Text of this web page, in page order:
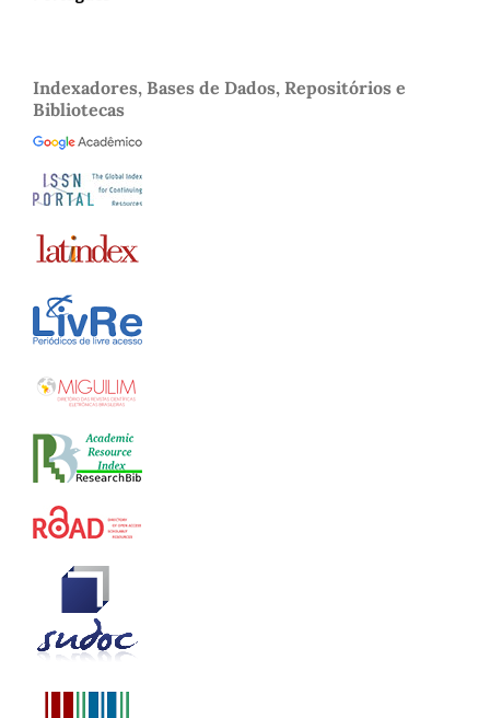
Indexadores, Bases de Dados, Repositórios e
Bibliotecas